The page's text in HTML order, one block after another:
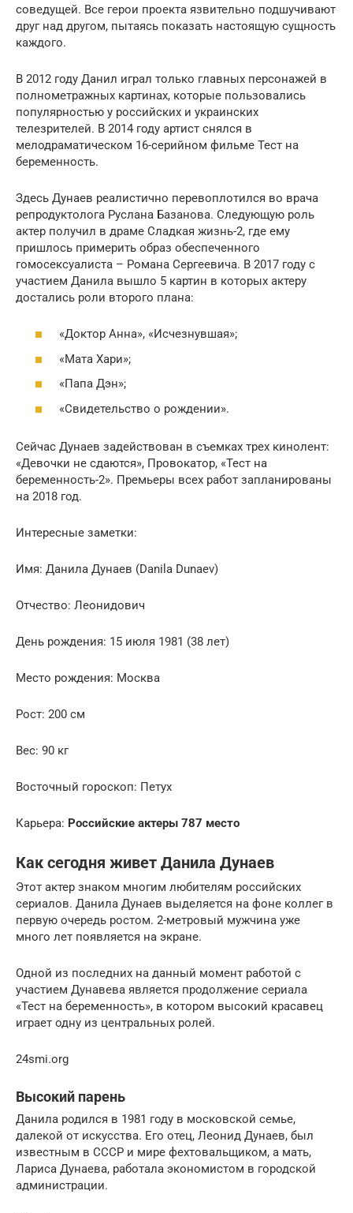
соведущей. Все герои проекта язвительно подшучивают
друг над другом, пытаясь показать настоящую сущность
каждого.
В 2012 году Данил играл только главных персонажей в
полнометражных картинах, которые пользовались
популярностью у российских и украинских
телезрителей. В 2014 году артист снялся в
мелодраматическом 16-серийном фильме Тест на
беременность.
Здесь Дунаев реалистично перевоплотился во врача
репродуктолога Руслана Базанова. Следующую роль
актер получил в драме Сладкая жизнь-2, где ему
пришлось примерить образ обеспеченного
гомосексуалиста – Романа Сергеевича. В 2017 году с
участием Данила вышло 5 картин в которых актеру
достались роли второго плана:
«Доктор Анна», «Исчезнувшая»;
«Мата Хари»;
«Папа Дэн»;
«Свидетельство о рождении».
Сейчас Дунаев задействован в съемках трех кинолент:
«Девочки не сдаются», Провокатор, «Тест на
беременность-2». Премьеры всех работ запланированы
на 2018 год.
Интересные заметки:
Имя: Данила Дунаев (Danila Dunaev)
Отчество: Леонидович
День рождения: 15 июля 1981 (38 лет)
Место рождения: Москва
Рост: 200 см
Вес: 90 кг
Восточный гороскоп: Петух
Карьера: Российские актеры 787 место
Как сегодня живет Данила Дунаев
Этот актер знаком многим любителям российских
сериалов. Данила Дунаев выделяется на фоне коллег в
первую очередь ростом. 2-метровый мужчина уже
много лет появляется на экране.
Одной из последних на данный момент работой с
участием Дунавева является продолжение сериала
«Тест на беременность», в котором высокий красавец
играет одну из центральных ролей.
24smi.org
Высокий парень
Данила родился в 1981 году в московской семье,
далекой от искусства. Его отец, Леонид Дунаев, был
известным в СССР и мире фехтовальщиком, а мать,
Лариса Дунаева, работала экономистом в городской
администрации.